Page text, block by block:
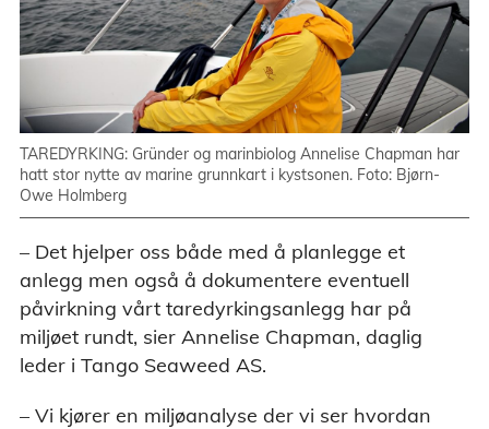
TAREDYRKING: Gründer og marinbiolog Annelise Chapman har
hatt stor nytte av marine grunnkart i kystsonen. Foto: Bjørn-
Owe Holmberg
– Det hjelper oss både med å planlegge et
anlegg men også å dokumentere eventuell
påvirkning vårt taredyrkingsanlegg har på
miljøet rundt, sier Annelise Chapman, daglig
leder i Tango Seaweed AS.
– Vi kjører en miljøanalyse der vi ser hvordan